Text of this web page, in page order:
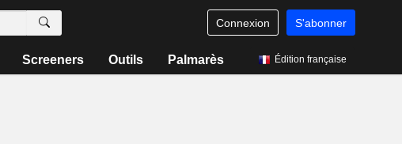
Connexion S'abonner
Screeners Outils Palmarès Édition française